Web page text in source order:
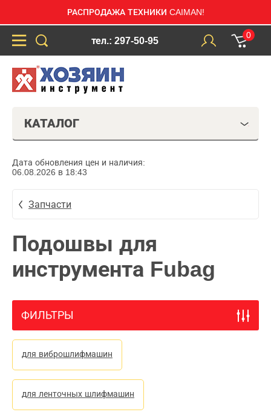
РАСПРОДАЖА ТЕХНИКИ CAIMAN!
тел.: 297-50-95
0
КАТАЛОГ
Дата обновления цен и наличия:
06.08.2026 в 18:43
Запчасти
Подошвы для
инструмента Fubag
ФИЛЬТРЫ
для виброшлифмашин
для ленточных шлифмашин